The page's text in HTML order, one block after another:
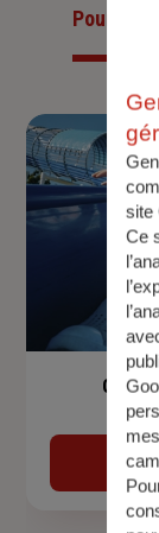
Pour les
site
Ce